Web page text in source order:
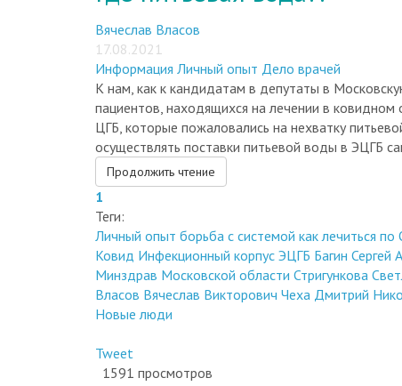
Вячеслав Власов
17.08.2021
Информация
К нам, как к кандидатам в депутаты в
пациентов, находящихся на лечении в ковидном
ЦГБ, которые пожаловались на нехватку
осуществлять поставки питьевой воды в ЭЦГБ
Продолжить чтение
Теги:
Личный опыт
Ковид Инфекционный корпус ЭЦГБ Багин Сергей
Минздрав Московской области Стригункова
Власов Вячеслав Викторович Чеха Дмитрий
Новые люди
1591 просмотров
0 Комментариев